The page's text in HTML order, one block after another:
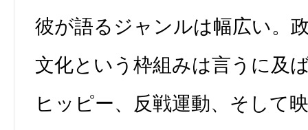
彼が語るジャンルは幅広い。
文化という枠組みは言うに及
ヒッピー、反戦運動、そして